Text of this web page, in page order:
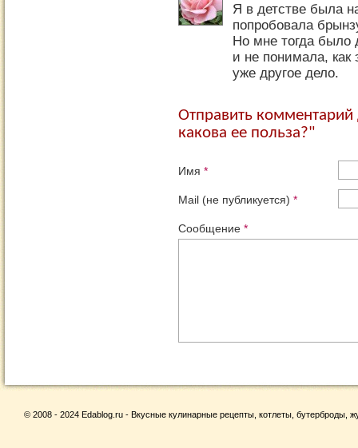
Я в детстве была
попробовала
Но мне тогда было
и не понимала, как
уже другое дело.
Отправить
какова ее польза?"
Имя *
Mail (не публикуется) *
Сообщение *
© 2008 - 2024 Edablog.ru - Вкусные кулинарные рецепты, котлеты, бутерброды,